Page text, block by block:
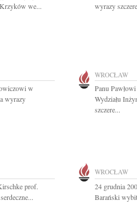
we...
wyrazy
w
wyrazy
WROCŁAW
Panu
Wydziału
szczere...
prof.
WROCŁAW
24 grudnia
Barański